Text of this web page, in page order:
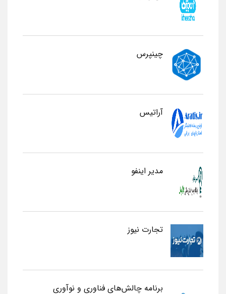
چینپرس
آراتیس
مدیر اینفو
تجارت نیوز
برنامه چالش‌های فناوری و نوآوری